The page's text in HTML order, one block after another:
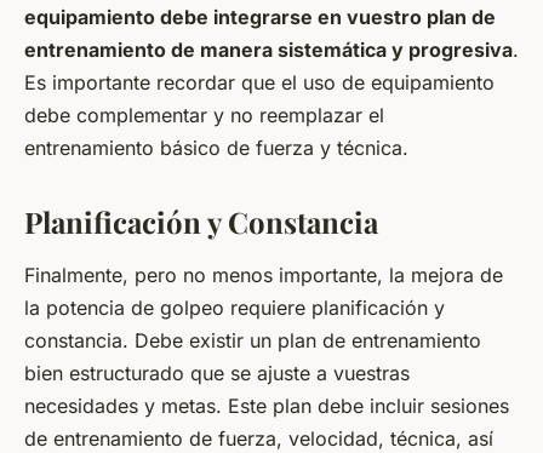
equipamiento debe integrarse en vuestro plan de
entrenamiento de manera sistemática y progresiva.
Es importante recordar que el uso de equipamiento
debe complementar y no reemplazar el
entrenamiento básico de fuerza y técnica.
Planificación y Constancia
Finalmente, pero no menos importante, la mejora de
la potencia de golpeo requiere planificación y
constancia. Debe existir un plan de entrenamiento
bien estructurado que se ajuste a vuestras
necesidades y metas. Este plan debe incluir sesiones
de entrenamiento de fuerza, velocidad, técnica, así